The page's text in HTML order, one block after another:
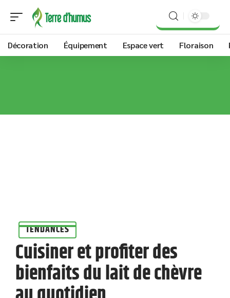
Décoration Équipement Espace vert Floraison
TENDANCES
Cuisiner et profiter des
bienfaits du lait de chèvre